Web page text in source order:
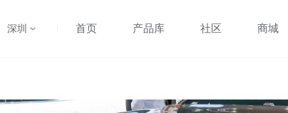
深圳 首页 产品库 社区 商城